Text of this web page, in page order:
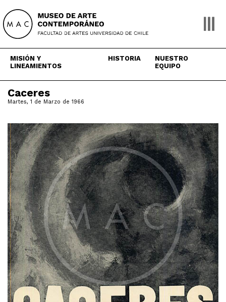
content
MISIÓN Y
LINEAMIENTOS
HISTORIA
NUESTRO
EQUIPO
Caceres
Martes, 1 de Marzo de 1966